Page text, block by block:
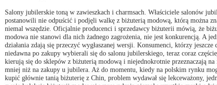
Salony jubilerskie toną w zawieszkach i charmsach. Właściciele salonów
postanowili nie odpuścić i podjęli walkę z biżuterią modową, którą można
niemal wszędzie. Oficjalnie producenci i sprzedawcy biżuterii mówią, że
modowa nie stanowi dla nich żadnego zagrożenia, nie jest konkurencją. A
działania zdają się przeczyć wygłaszanej wersji. Konsumenci, którzy jeszcze
niedawna po zakupy wybierali się do salonu jubilerskiego, teraz coraz
kierują się do sklepów z biżuterią modową i niejednokrotnie przeznaczają na
mniej niż na zakupy u jubilera. Aż do momentu, kiedy na polskim rynku
kupić głównie tanią biżuterię z Chin, problem wydawał się lekceważony,